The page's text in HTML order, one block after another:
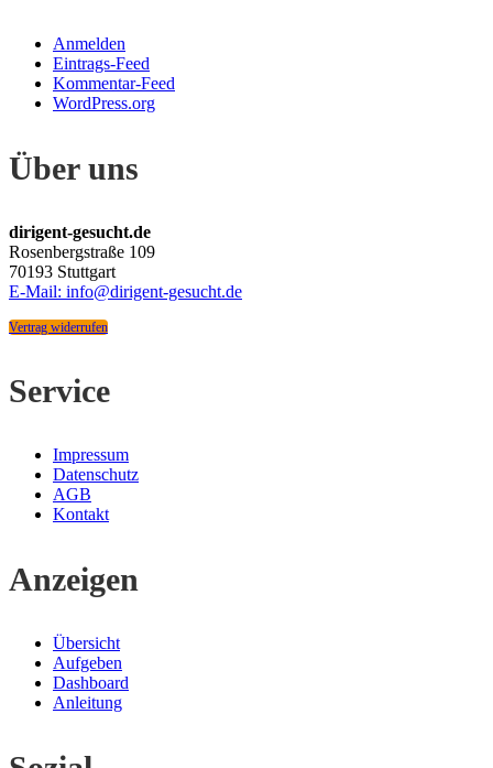
Anmelden
Eintrags-Feed
Kommentar-Feed
WordPress.org
Über uns
dirigent-gesucht.de
Rosenbergstraße 109
70193 Stuttgart
E-Mail: info@dirigent-gesucht.de
Vertrag widerrufen
Service
Impressum
Datenschutz
AGB
Kontakt
Anzeigen
Übersicht
Aufgeben
Dashboard
Anleitung